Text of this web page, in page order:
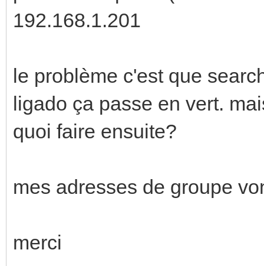
192.168.1.201
le problème c'est que
ligado ça passe en vert.
quoi faire ensuite?
mes adresses de groupe
merci